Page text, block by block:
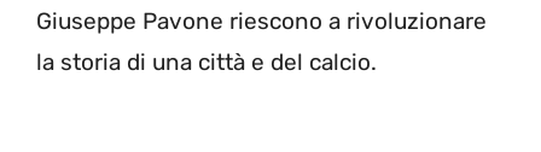
Giuseppe Pavone riescono a rivoluzionare
la storia di una città e del calcio.